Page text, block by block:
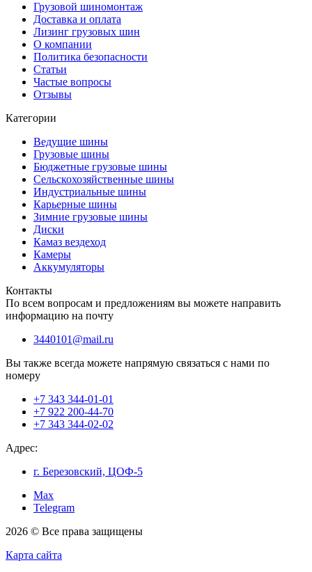
Грузовой шиномонтаж
Доставка и оплата
Лизинг грузовых шин
О компании
Политика безопасности
Статьи
Частые вопросы
Отзывы
Категории
Ведущие шины
Грузовые шины
Бюджетные грузовые шины
Сельскохозяйственные шины
Индустриальные шины
Карьерные шины
Зимние грузовые шины
Диски
Камаз вездеход
Камеры
Аккумуляторы
Контакты
По всем вопросам и предложениям вы можете направить
информацию на почту
3440101@mail.ru
Вы также всегда можете напрямую связаться с нами по
номеру
+7 343 344-01-01
+7 922 200-44-70
+7 343 344-02-02
Адрес:
г. Березовский, ЦОФ-5
Max
Telegram
2026 © Все права защищены
Карта сайта